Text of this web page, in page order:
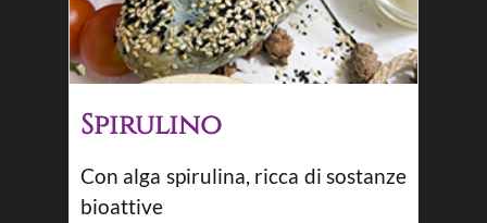
Spirulino
Con alga spirulina, ricca di sostanze
bioattive